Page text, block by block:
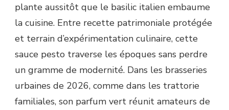
plante aussitôt que le basilic italien embaume
la cuisine. Entre recette patrimoniale protégée
et terrain d’expérimentation culinaire, cette
sauce pesto traverse les époques sans perdre
un gramme de modernité. Dans les brasseries
urbaines de 2026, comme dans les trattorie
familiales, son parfum vert réunit amateurs de